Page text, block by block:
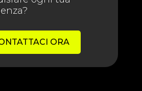
ORA